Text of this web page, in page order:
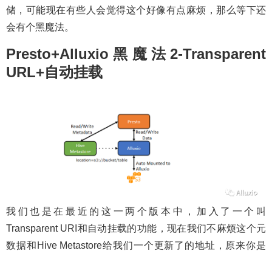
储，可能现在有些人会觉得这个好像有点麻烦，那么等下还
会有个黑魔法。
Presto+Alluxio黑魔法2-Transparent
URL+自动挂载
我们也是在最近的这一两个版本中，加入了一个叫
Transparent URI和自动挂载的功能，现在我们不麻烦这个元
数据和Hive Metastore给我们一个更新了的地址，原来你是